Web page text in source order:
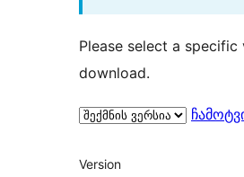
Please select a specific
download.
მეტა
Version